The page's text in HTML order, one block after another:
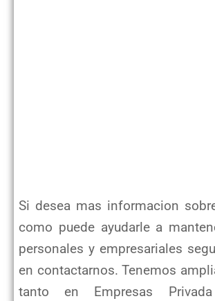
Si desea mas informacion
como puede ayudarle a
personales y empresariales
en contactarnos. Tenemos
tanto en Empresas